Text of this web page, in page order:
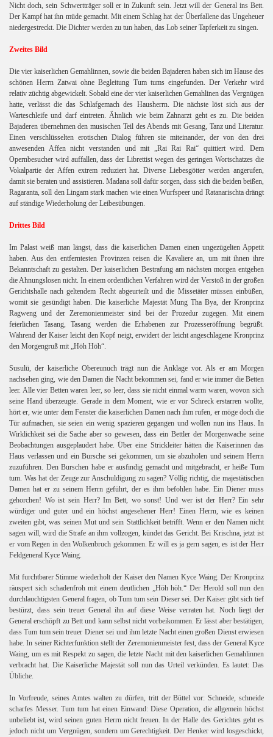
Nicht doch, sein Schwertträger soll er in Zukunft sein. Jetzt will der General ins Bett.
Der Kampf hat ihn müde gemacht. Mit einem Schlag hat der Überfallene das Ungeheuer
niedergestreckt. Die Dichter werden zu tun haben, das Lob seiner Tapferkeit zu singen.
Zweites Bild
Die vier kaiserlichen Gemahlinnen, sowie die beiden Bajaderen haben sich im Hause des
schönen Herrn Zatwai ohne Begleitung Tum tums eingefunden. Der Verkehr wird
relativ züchtig abgewickelt. Sobald eine der vier kaiserlichen Gemahlinen das Vergnügen
hatte, verlässt die das Schlafgemach des Hausherrn. Die nächste löst sich aus der
Warteschleife und darf eintreten. Ähnlich wie beim Zahnarzt geht es zu. Die beiden
Bajaderen übernehmen den musischen Teil des Abends mit Gesang, Tanz und Literatur.
Einen verschlüsselten erotischen Dialog führen sie miteinander, der von den drei
anwesenden Affen nicht verstanden und mit „Rai Rai Rai“ quittiert wird. Dem
Opernbesucher wird auffallen, dass der Librettist wegen des geringen Wortschatzes die
Vokalpartie der Affen extrem reduziert hat. Diverse Liebesgötter werden angerufen,
damit sie beraten und assistieren. Madana soll dafür sorgen, dass sich die beiden beißen,
Ragaranta, soll den Lingam stark machen wie einen Wurfspeer und Ratanarischta drängt
auf ständige Wiederholung der Leibesübungen.
Drittes Bild
Im Palast weiß man längst, dass die kaiserlichen Damen einen ungezügelten Appetit
haben. Aus den entferntesten Provinzen reisen die Kavaliere an, um mit ihnen ihre
Bekanntschaft zu gestalten. Der kaiserlichen Bestrafung am nächsten morgen entgehen
die Ahnungslosen nicht. In einem ordentlichen Verfahren wird der Verstoß in der großen
Gerichtshalle nach geltendem Recht abgeurteilt und die Missetäter müssen einbüßen,
womit sie gesündigt haben. Die kaiserliche Majestät Mung Tha Bya, der Kronprinz
Ragweng und der Zeremonienmeister sind bei der Prozedur zugegen. Mit einem
feierlichen Tasang, Tasang werden die Erhabenen zur Prozesseröffnung begrüßt.
Während der Kaiser leicht den Kopf neigt, erwidert der leicht angeschlagene Kronprinz
den Morgengruß mit „Höh Höh“.
Susulü, der kaiserliche Obereunuch trägt nun die Anklage vor. Als er am Morgen
nachsehen ging, wie den Damen die Nacht bekommen sei, fand er wie immer die Betten
leer. Alle vier Betten waren leer, so leer, dass sie nicht einmal warm waren, wovon sich
seine Hand überzeugte. Gerade in dem Moment, wie er vor Schreck erstarren wollte,
hört er, wie unter dem Fenster die kaiserlichen Damen nach ihm rufen, er möge doch die
Tür aufmachen, sie seien ein wenig spazieren gegangen und wollen nun ins Haus. In
Wirklichkeit sei die Sache aber so gewesen, dass ein Bettler der Morgenwache seine
Beobachtungen ausgeplaudert habe. Über eine Strickleiter hätten die Kaiserinnen das
Haus verlassen und ein Bursche sei gekommen, um sie abzuholen und seinem Herrn
zuzuführen. Den Burschen habe er ausfindig gemacht und mitgebracht, er heiße Tum
tum. Was hat der Zeuge zur Anschuldigung zu sagen? Völlig richtig, die majestätischen
Damen hat er zu seinem Herrn geführt, der es ihm befohlen habe. Ein Diener muss
gehorchen! Wo ist sein Herr? Im Bett, wo sonst! Und wer ist der Herr? Ein sehr
würdiger und guter und ein höchst angesehener Herr! Einen Herrn, wie es keinen
zweiten gibt, was seinen Mut und sein Stattlichkeit betrifft. Wenn er den Namen nicht
sagen will, wird die Strafe an ihm vollzogen, kündet das Gericht. Bei Krischna, jetzt ist
er vom Regen in den Wolkenbruch gekommen. Er will es ja gern sagen, es ist der Herr
Feldgeneral Kyce Waing.
Mit furchtbarer Stimme wiederholt der Kaiser den Namen Kyce Waing. Der Kronprinz
räuspert sich schadenfroh mit einem deutlichen „Höh höh.“ Der Herold soll nun den
durchlauchtigsten General fragen, ob Tum tum sein Dieser sei. Der Kaiser gibt sich tief
bestürzt, dass sein treuer General ihn auf diese Weise verraten hat. Noch liegt der
General erschöpft zu Bett und kann selbst nicht vorbeikommen. Er lässt aber bestätigen,
dass Tum tum sein treuer Diener sei und ihm letzte Nacht einen großen Dienst erwiesen
habe. In seiner Richterfunktion stellt der Zeremonienmeister fest, dass der General Kyce
Waing, um es mit Respekt zu sagen, die letzte Nacht mit den kaiserlichen Gemahlinnen
verbracht hat. Die Kaiserliche Majestät soll nun das Urteil verkünden. Es lautet: Das
Übliche.
In Vorfreude, seines Amtes walten zu dürfen, tritt der Büttel vor: Schneide, schneide
scharfes Messer. Tum tum hat einen Einwand: Diese Operation, die allgemein höchst
unbeliebt ist, wird seinen guten Herrn nicht freuen. In der Halle des Gerichtes geht es
jedoch nicht um Vergnügen, sondern um Gerechtigkeit. Der Henker wird losgeschickt,